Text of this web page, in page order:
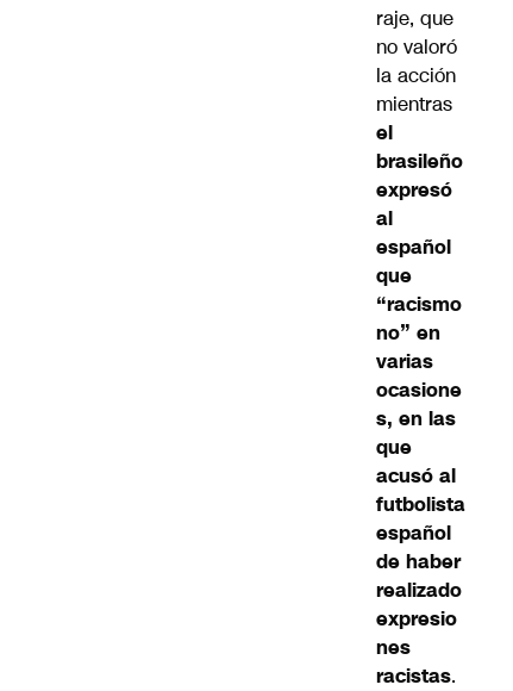
raje, que
no valoró
la acción
mientras
el
brasileño
expresó
al
español
que
“racismo
no” en
varias
ocasione
s, en las
que
acusó al
futbolista
español
de haber
realizado
expresio
nes
racistas.